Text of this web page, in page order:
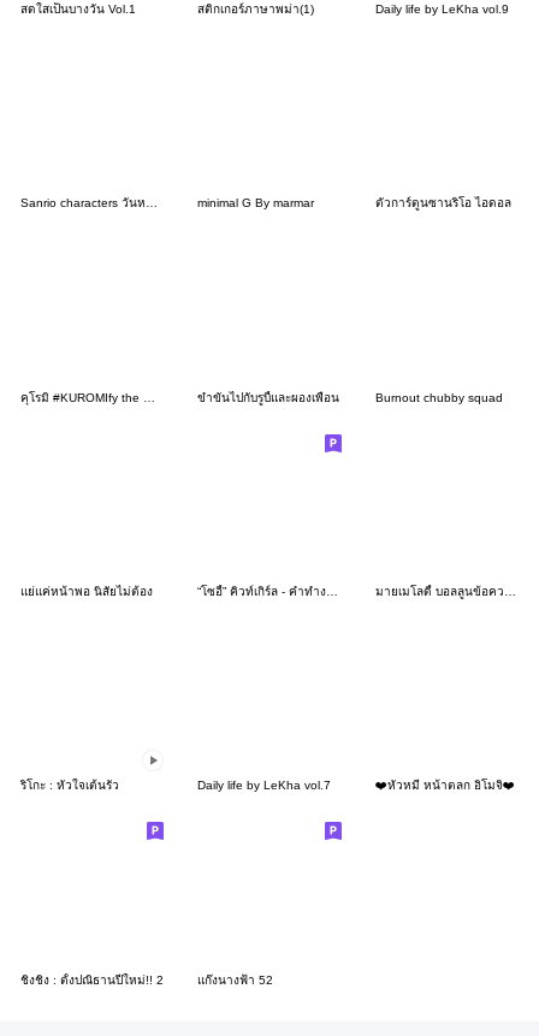
สดใสเป็นบางวัน Vol.1 สติกเกอร์ภาษาพม่า(1) Daily life by LeKha vol.9
Sanrio characters วันหยุดฤดูร้อน☆ minimal G By marmar ตัวการ์ตูนซานริโอ ไอดอล
ขำขันไปกับรูบี้และผองเพื่อน Burnout chubby squad
แย่แค่หน้าพอ นิสัยไม่ต้อง
ริโกะ : หัวใจเต้นรัว Daily life by LeKha vol.7 ❤️หัวหมี หน้าตลก อิโมจิ❤️
ชิงชิง : ตั้งปณิธานปีใหม่!! 2 แก๊งนางฟ้า 52